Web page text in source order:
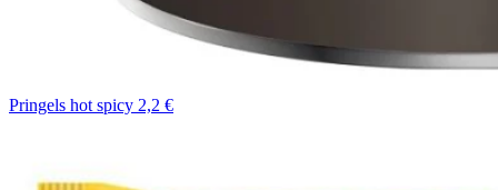
Pringels hot spicy 2,2 €